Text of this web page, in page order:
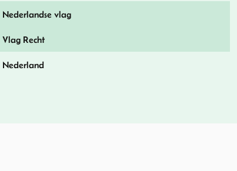
Nederlandse vlag
Vlag Recht
Nederland